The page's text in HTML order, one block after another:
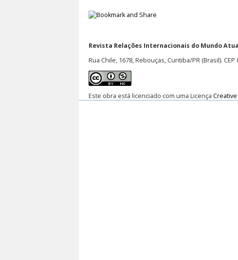
Revista Relações Internacionais do Mundo
Rua Chile, 1678, Rebouças, Curitiba/PR (Brasil). CEP
Este obra está licenciado com uma Licença